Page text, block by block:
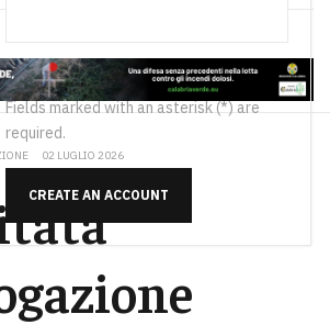
Fields marked with an asterisk (*) are
required.
CREATE AN ACCOUNT
02 LUGLIO 2026